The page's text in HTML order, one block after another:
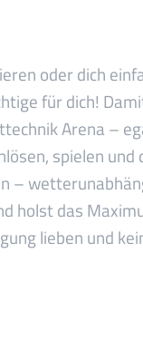
oder dich
für dich!
Arena –
spielen
–
holst das
lieben und